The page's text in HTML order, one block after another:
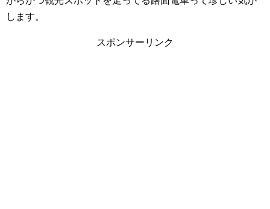
します。
スポンサーリンク